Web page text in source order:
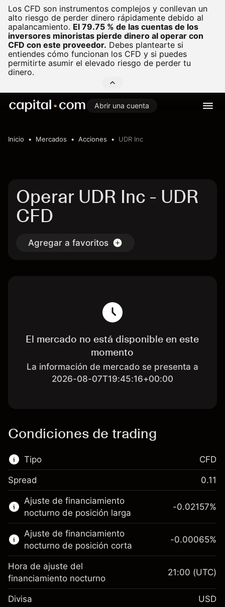
Los CFD son instrumentos complejos y conllevan un
alto riesgo de perder dinero rápidamente debido al
apalancamiento. El 79.75 % de las cuentas de los
inversores minoristas pierde dinero al operar con
CFD con este proveedor. Debes plantearte si
entiendes cómo funcionan los CFD y si puedes
permitirte asumir el elevado riesgo de perder tu
dinero.
Abrir una cuenta
Inicio Mercados Acciones UDR Inc
Operar UDR Inc - UDR
CFD
Agregar a favoritos
El mercado no está disponible en este
momento
La información de mercado se presenta a
2026-08-07T19:45:16+00:00
Condiciones de trading
Tipo
Este mercado financiero está disponible para
hacer trading con CFD.
Obtén más información sobre:
CFD
CFD
Spread 0.11
Ajuste de financiamiento
nocturno de posición larga
$1,000.00
-0.02157%
Ajuste de financiamiento
nocturno de posición corta
-0.00065%
Hora de ajuste del
financiamiento nocturno
21:00 (UTC)
Divisa USD